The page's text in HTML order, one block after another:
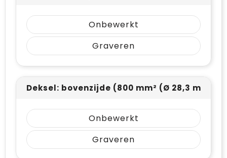
Onbewerkt
Graveren
Deksel: bovenzijde (800 mm² (Ø 28,3 mm))
Onbewerkt
Graveren